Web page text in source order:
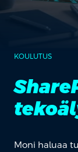
KOULUTUS
Moni haluaa